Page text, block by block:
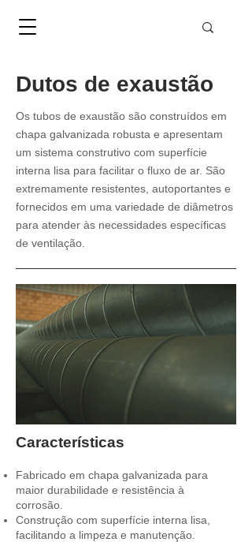
Dutos de exaustão
Os tubos de exaustão são construídos em
chapa galvanizada robusta e apresentam
um sistema construtivo com superfície
interna lisa para facilitar o fluxo de ar. São
extremamente resistentes, autoportantes e
fornecidos em uma variedade de diâmetros
para atender às necessidades específicas
de ventilação.
Características
Fabricado em chapa galvanizada para
maior durabilidade e resistência à
corrosão.
Construção com superfície interna lisa,
facilitando a limpeza e manutenção.